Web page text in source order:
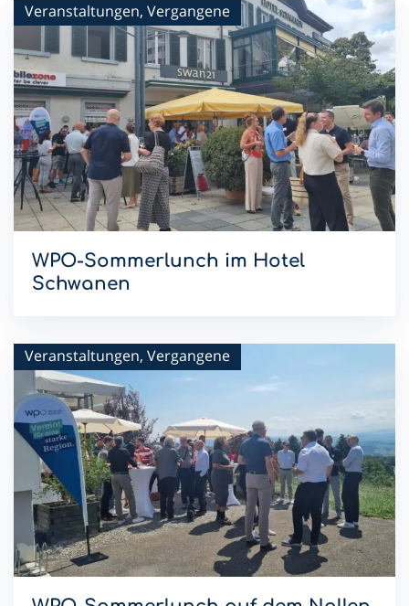
Veranstaltungen, Vergangene
WPO-Sommerlunch im Hotel
Schwanen
Veranstaltungen, Vergangene